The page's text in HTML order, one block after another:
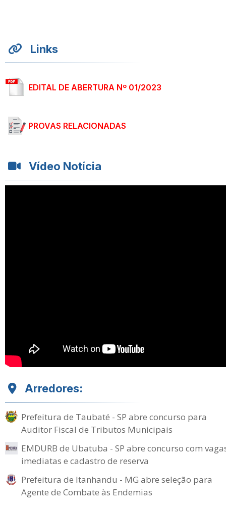
Links
EDITAL DE ABERTURA Nº 01/2023
PROVAS RELACIONADAS
Vídeo Notícia
Arredores:
Prefeitura de Taubaté - SP abre concurso para
Auditor Fiscal de Tributos Municipais
EMDURB de Ubatuba - SP abre concurso com
imediatas e cadastro de reserva
Prefeitura de Itanhandu - MG abre seleção para
Agente de Combate às Endemias